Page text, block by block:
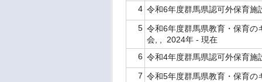
4 令和6年度群馬県認可外保育
5 令和6年度群馬県教育・保育の
会, , 2024年 - 現在
6 令和4年度群馬県認可外保育
7 令和5年度群馬県教育・保育の